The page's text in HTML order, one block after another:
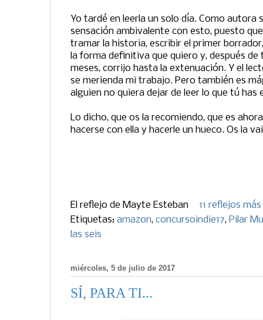
Yo tardé en leerla un solo día. Como autora
sensación ambivalente con esto, puesto
tramar la historia, escribir el primer
la forma definitiva que quiero y, después
meses, corrijo hasta la extenuación. Y el
se merienda mi trabajo. Pero también es
alguien no quiera dejar de leer lo que tú has
Lo dicho, que os la recomiendo, que es
hacerse con ella y hacerle un hueco. Os la
El reflejo de Mayte Esteban
11 reflejos más
Etiquetas: amazon, concursoindie17, Pilar
las seis
miércoles, 5 de julio de 2017
SÍ, PARA TI...